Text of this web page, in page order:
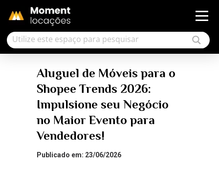
Aluguel de Móveis para o
Shopee Trends 2026:
Impulsione seu Negócio
no Maior Evento para
Vendedores!
Publicado em: 23/06/2026